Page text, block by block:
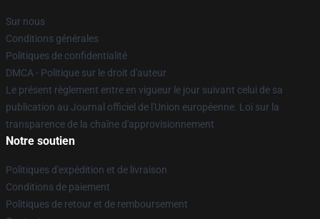
Sur nous
Conditions générales
Politiques de confidentialité
DMCA - Politique sur le droit d'auteur
Le présent règlement entre en vigueur le jour suivant celui de sa
publication au Journal officiel de l'Union européenne. Loi sur la
transparence de la chaîne d'approvisionnement
Notre soutien
Politiques d'expédition et de livraison
Conditions de paiement
Politiques de retour et de remboursement